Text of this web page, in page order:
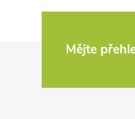
á
í
Mějte